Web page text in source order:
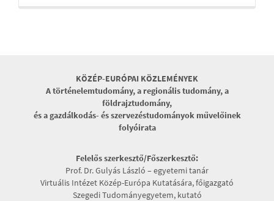
KÖZÉP-EURÓPAI KÖZLEMÉNYEK
A történelemtudomány, a regionális tudomány, a
földrajztudomány,
és a gazdálkodás- és szervezéstudományok művelőinek
folyóirata
Felelős szerkesztő/Főszerkesztő:
Prof. Dr. Gulyás László – egyetemi tanár
Virtuális Intézet Közép-Európa Kutatására, főigazgató
Szegedi Tudományegyetem, kutató